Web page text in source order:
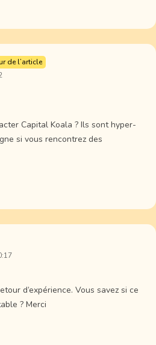
de l’article
Capital Koala ? Ils sont hyper-
si vous rencontrez des
d’expérience. Vous savez si ce
? Merci